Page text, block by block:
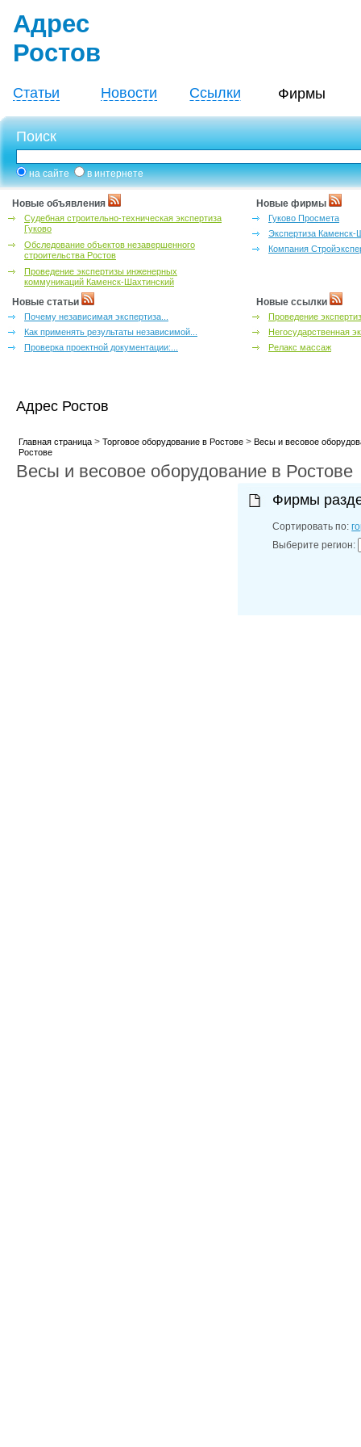
Адрес
Ростов
Статьи Новости Ссылки Фирмы
Поиск
на сайте в интернете
Новые объявления
Судебная строительно-техническая экспертиза
Гуково
Обследование объектов незавершенного
строительства Ростов
Проведение экспертизы инженерных
коммуникаций Каменск-Шахтинский
Новые фирмы
Гуково Просмета
Экспертиза Каменск-
Компания
Новые статьи
Почему независимая экспертиза...
Как применять результаты независимой...
Проверка проектной документации:...
Новые ссылки
Проведение
Негосударственная
Релакс массаж
Адрес Ростов
Главная страница> Торговое оборудование в Ростове> Весы и весовое
Ростове
Весы и весовое оборудование в Ростове
Фирмы
Сортировать по:
Выберите регион: